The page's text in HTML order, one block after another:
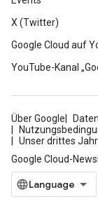
X (Twitter)
Google Cloud auf
YouTube-Kanal
Über Google
Unser drittes
Google Cloud-